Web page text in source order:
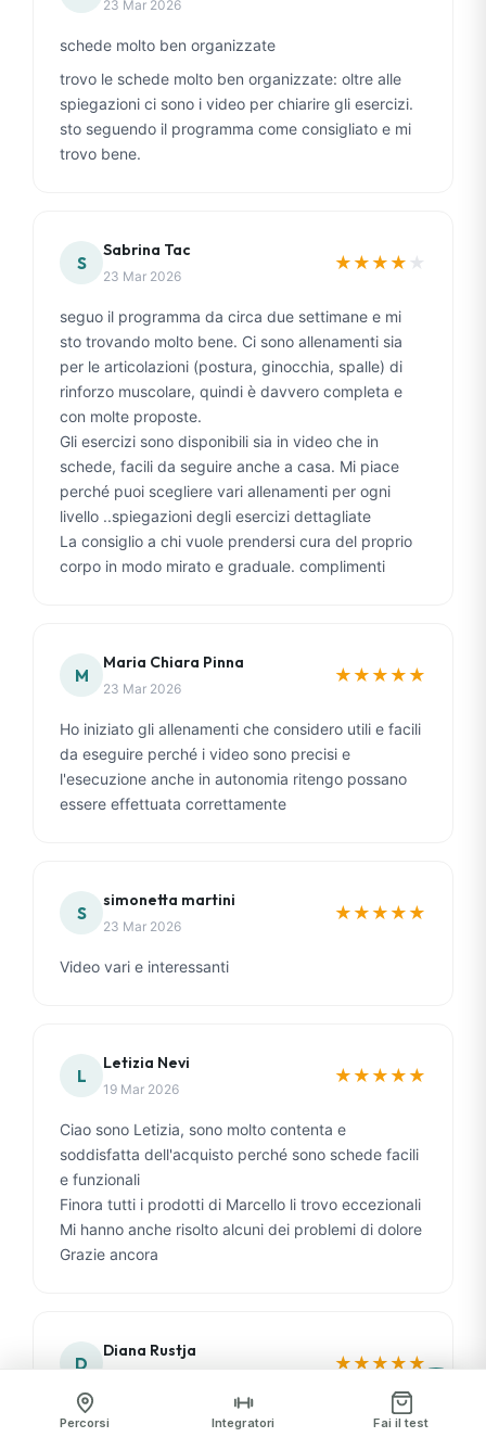
23 Mar 2026
schede molto ben organizzate
trovo le schede molto ben organizzate: oltre alle
spiegazioni ci sono i video per chiarire gli esercizi.
sto seguendo il programma come consigliato e mi
trovo bene.
S
Sabrina Tac
23 Mar 2026
★ ★ ★ ★ ★
seguo il programma da circa due settimane e mi
sto trovando molto bene. Ci sono allenamenti sia
per le articolazioni (postura, ginocchia, spalle) di
rinforzo muscolare, quindi è davvero completa e
con molte proposte.
Gli esercizi sono disponibili sia in video che in
schede, facili da seguire anche a casa. Mi piace
perché puoi scegliere vari allenamenti per ogni
livello ..spiegazioni degli esercizi dettagliate
La consiglio a chi vuole prendersi cura del proprio
corpo in modo mirato e graduale. complimenti
M
Maria Chiara Pinna
23 Mar 2026
★ ★ ★ ★ ★
Ho iniziato gli allenamenti che considero utili e facili
da eseguire perché i video sono precisi e
l'esecuzione anche in autonomia ritengo possano
essere effettuata correttamente
S
simonetta martini
23 Mar 2026
★ ★ ★ ★ ★
Video vari e interessanti
L
Letizia Nevi
19 Mar 2026
★ ★ ★ ★ ★
Ciao sono Letizia, sono molto contenta e
soddisfatta dell'acquisto perché sono schede facili
e funzionali
Finora tutti i prodotti di Marcello li trovo eccezionali
Mi hanno anche risolto alcuni dei problemi di dolore
Grazie ancora
D
Diana Rustja
★★★★★
Mi piace molto questo nuovo programma, comincio
Percorsi Integratori Fai il test